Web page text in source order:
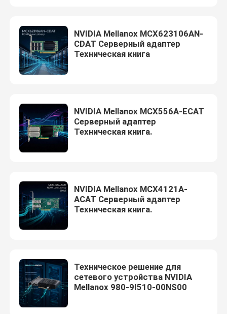
Продукты
NVIDIA Mellanox MCX623106AN-
CDAT Серверный адаптер
Техническая книга
NVIDIA Mellanox MCX556A-ECAT
Серверный адаптер
Техническая книга.
NVIDIA Mellanox MCX4121A-
ACAT Серверный адаптер
Техническая книга.
Техническое решение для
сетевого устройства NVIDIA
Mellanox 980-9I510-00NS00